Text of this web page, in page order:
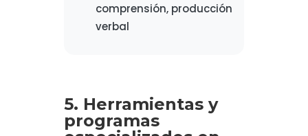
comprensión, producción
verbal
5. Herramientas y
programas